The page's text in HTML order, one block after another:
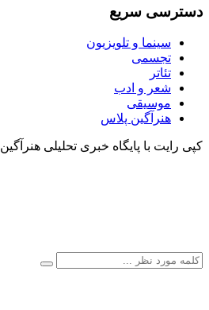
دسترسی سریع
سینما و تلویزیون
تجسمی
تئاتر
شعر و ادب
موسیقی
هنرآگین پلاس
کپی رایت با پایگاه خبری تحلیلی هنرآگین